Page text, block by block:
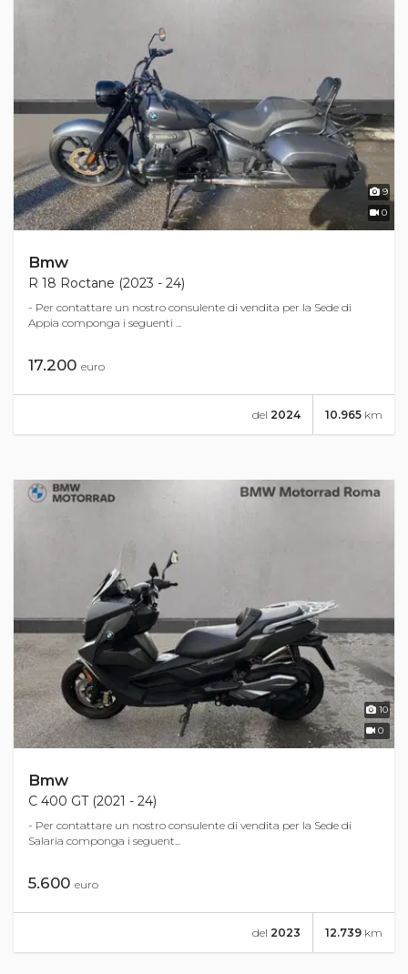
9
0
Bmw
R 18 Roctane (2023 - 24)
- Per contattare un nostro consulente di vendita per la Sede di
Appia componga i seguenti ...
17.200 euro
10.965 km
del 2024
10
0
Bmw
C 400 GT (2021 - 24)
- Per contattare un nostro consulente di vendita per la Sede di
Salaria componga i seguent...
5.600 euro
12.739 km
del 2023